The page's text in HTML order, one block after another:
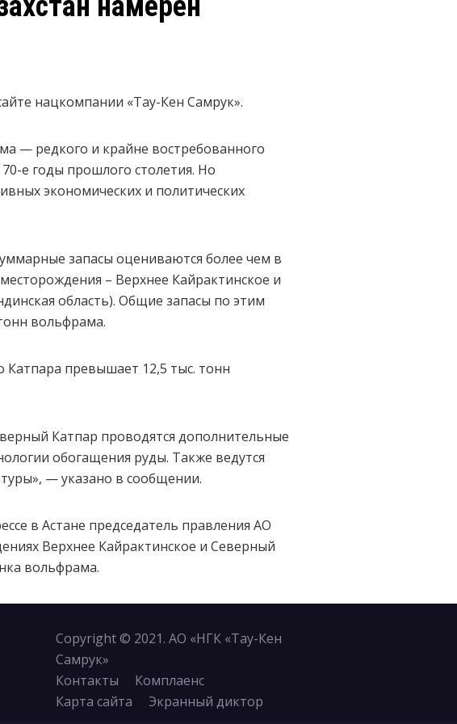
нацкомпании «Тау-Кен Самрук».
— редкого и крайне востребованного
е годы прошлого столетия. Но
экономических и политических
запасы оцениваются более чем в
– Верхнее Кайрактинское и
область). Общие запасы по этим
вольфрама.
превышает 12,5 тыс. тонн
Катпар проводятся дополнительные
обогащения руды. Также ведутся
— указано в сообщении.
в Астане председатель правления АО
Верхнее Кайрактинское и Северный
вольфрама.
Copyright © 2021. АО «НГК «Тау-Кен
Самрук»
Контакты
Комплаенс
Карта сайта
Экранный диктор